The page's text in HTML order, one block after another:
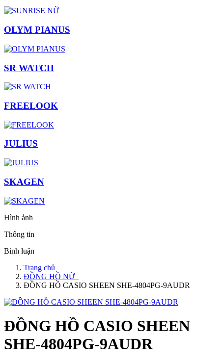
OLYM PIANUS
SR WATCH
FREELOOK
JULIUS
SKAGEN
Hình ảnh
Thông tin
Bình luận
Trang chủ
ĐỒNG HỒ NỮ
ĐỒNG HỒ CASIO SHEEN SHE-4804PG-9AUDR
ĐỒNG HỒ CASIO SHEEN
SHE-4804PG-9AUDR